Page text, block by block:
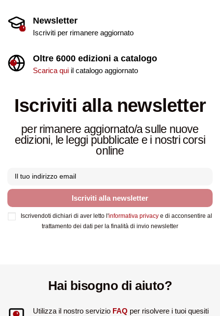
Newsletter
Iscriviti per rimanere aggiornato
Oltre 6000 edizioni a catalogo
Scarica quiil catalogo aggiornato
Iscriviti alla newsletter
per rimanere aggiornato/a sulle nuove
edizioni, le leggi pubblicate e i nostri corsi
online
Iscriviti alla newsletter
Iscrivendoti dichiari di aver letto l'informativa privacy e di acconsentire al
trattamento dei dati per la finalità di invio newsletter
Hai bisogno di aiuto?
Utilizza il nostro servizio FAQ per risolvere i tuoi quesiti